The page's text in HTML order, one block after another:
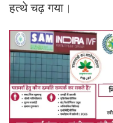
हत्थे चढ़ गया।